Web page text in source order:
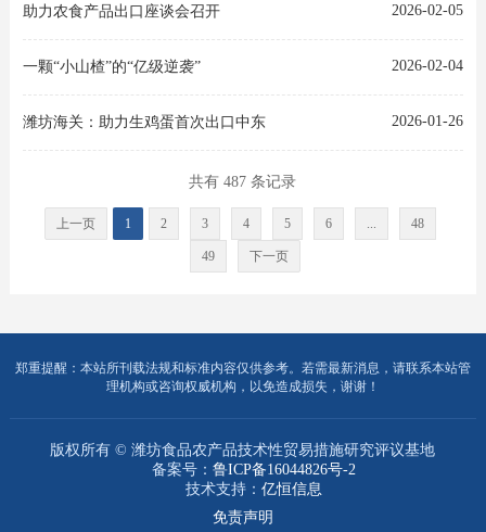
2026-02-05
助力农食产品出口座谈会召开
2026-02-04
一颗“小山楂”的“亿级逆袭”
2026-01-26
潍坊海关：助力生鸡蛋首次出口中东
共有 487 条记录
上一页 1 2 3 4 5 6 ... 48
49 下一页
郑重提醒：本站所刊载法规和标准内容仅供参考。若需最新消息，请联系本站管
理机构或咨询权威机构，以免造成损失，谢谢！
版权所有 © 潍坊食品农产品技术性贸易措施研究评议基地
备案号： 鲁ICP备16044826号-2
技术支持： 亿恒信息
免责声明